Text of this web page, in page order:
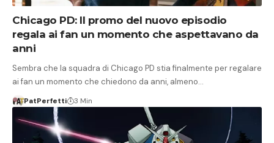
Chicago PD: Il promo del nuovo episodio
regala ai fan un momento che aspettavano da
anni
Sembra che la squadra di Chicago PD stia finalmente per regalare
ai fan un momento che chiedono da anni, almeno…
PatPerfetti 3 Min